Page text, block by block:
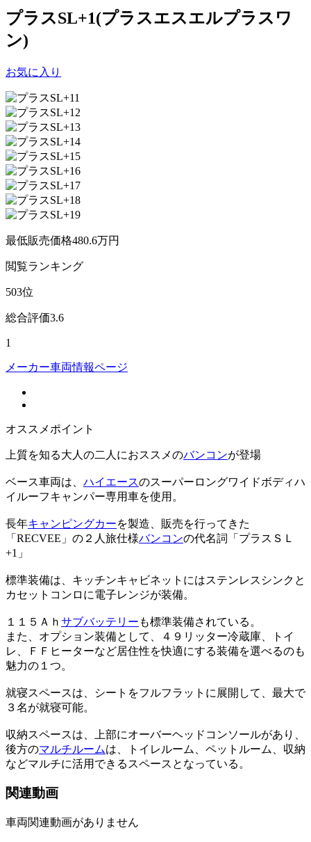
プラスSL+1(プラスエスエルプラスワ
ン)
お気に入り
最低販売価格480.6万円
閲覧ランキング
503位
総合評価3.6
1
メーカー車両情報ページ
オススメポイント
上質を知る大人の二人におススメのバンコンが登場
ベース車両は、 ハイエースのスーパーロングワイドボディハ
イルーフキャンパー専用車を使用。
長年キャンピングカーを製造、販売を行ってきた
「RECVEE」の２人旅仕様バンコンの代名詞「プラスＳＬ
+1」
標準装備は、キッチンキャビネットにはステンレスシンクと
カセットコンロに電子レンジが装備。
１１５Ａｈ サブバッテリー も標準装備されている。
また、オプション装備として、４９リッター冷蔵庫、トイ
レ、ＦＦヒーターなど居住性を快適にする装備を選べるのも
魅力の１つ。
就寝スペースは、シートをフルフラットに展開して、最大で
３名が就寝可能。
収納スペースは、上部にオーバーヘッドコンソールがあり、
後方のマルチルームは、トイレルーム、ペットルーム、収納
などマルチに活用できるスペースとなっている。
関連動画
車両関連動画がありません